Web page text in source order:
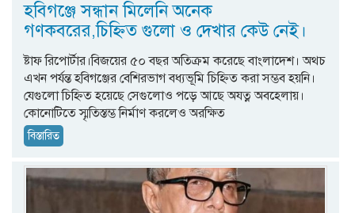
হবিগঞ্জে সন্ধান মিলেনি অনেক
গণকবরের,চিহ্নিত গুলো ও দেখার কেউ নেই।
ষ্টাফ রিপোর্টার।বিজয়ের ৫০ বছর অতিক্রম করেছে বাংলাদেশ। অথচ
এখন পর্যন্ত হবিগঞ্জের বেশিরভাগ বধ্যভূমি চিহ্নিত করা সম্ভব হয়নি।
যেগুলো চিহ্নিত হয়েছে সেগুলোও পড়ে আছে অযত্ন অবহেলায়।
কোনোটিতে স্মৃতিস্তম্ভ নির্মাণ করলেও অরক্ষিত
বিস্তারিত